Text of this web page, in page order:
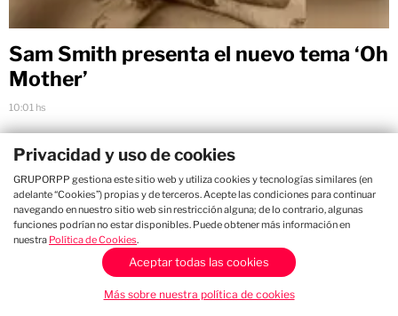
Sam Smith presenta el nuevo tema ‘Oh
Mother’
10:01 hs
Privacidad y uso de cookies
GRUPORPP gestiona este sitio web y utiliza cookies y tecnologías similares (en
adelante “Cookies”) propias y de terceros. Acepte las condiciones para continuar
navegando en nuestro sitio web sin restricción alguna; de lo contrario, algunas
funciones podrían no estar disponibles. Puede obtener más información en
nuestra Política de Cookies.
Aceptar todas las cookies
Más sobre nuestra política de cookies